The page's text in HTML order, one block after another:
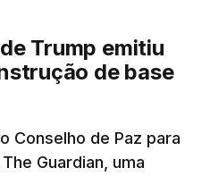
Trump emitiu
de base
Conselho de Paz para
Guardian, uma